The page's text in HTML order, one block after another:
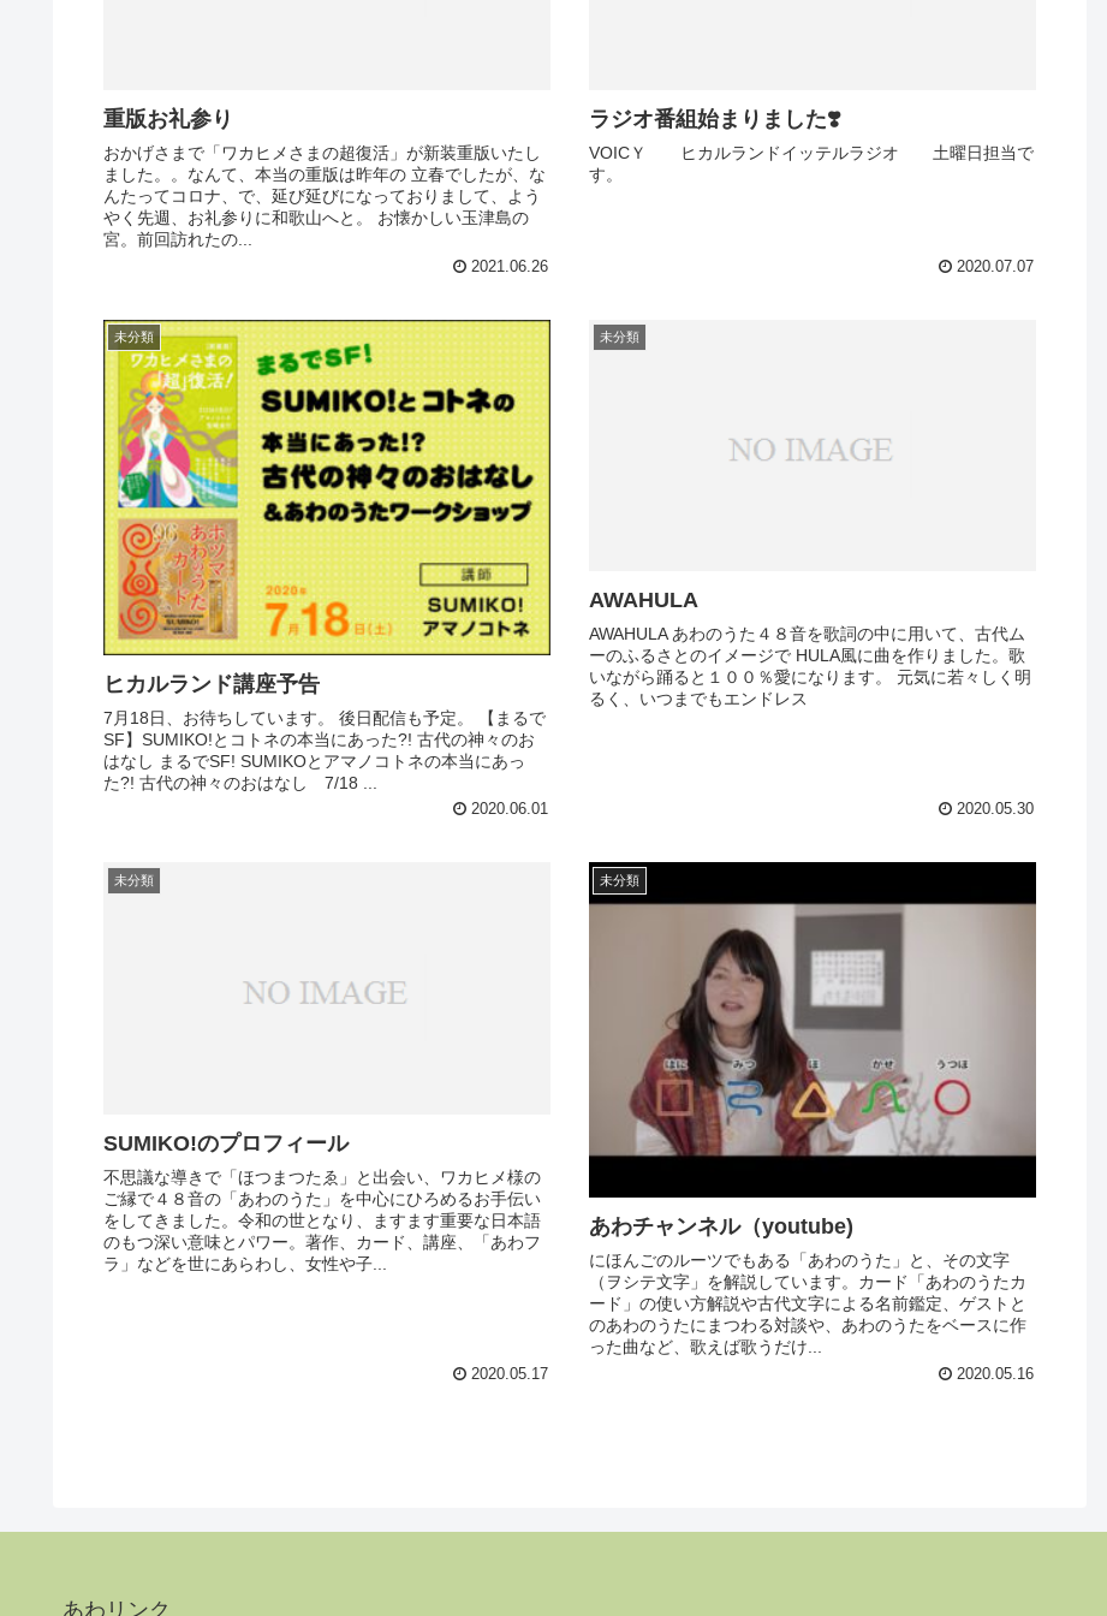
重版お礼参り
おかげさまで「ワカヒメさまの超復活」が新装重版いたし
ました。。なんて、本当の重版は昨年の 立春でしたが、な
んたってコロナ、で、延び延びになっておりまして、よう
やく先週、お礼参りに和歌山へと。 お懐かしい玉津島の
宮。前回訪れたの...
2021.06.26
ラジオ番組始まりました❣️
VOICＹ ヒカルランドイッテルラジオ 土曜日担当で
す。
2020.07.07
未分類
ヒカルランド講座予告
7月18日、お待ちしています。 後日配信も予定。 【まるで
SF】SUMIKO!とコトネの本当にあった?! 古代の神々のお
はなし まるでSF! SUMIKOとアマノコトネの本当にあっ
た?! 古代の神々のおはなし 7/18 ...
2020.06.01
未分類
AWAHULA
AWAHULA あわのうた４８音を歌詞の中に用いて、古代ム
ーのふるさとのイメージで HULA風に曲を作りました。歌
いながら踊ると１００％愛になります。 元気に若々しく明
るく、いつまでもエンドレス
2020.05.30
未分類
SUMIKO!のプロフィール
不思議な導きで「ほつまつたゑ」と出会い、ワカヒメ様の
ご縁で４８音の「あわのうた」を中心にひろめるお手伝い
をしてきました。令和の世となり、ますます重要な日本語
のもつ深い意味とパワー。著作、カード、講座、「あわフ
ラ」などを世にあらわし、女性や子...
2020.05.17
未分類
あわチャンネル（youtube)
にほんごのルーツでもある「あわのうた」と、その文字
（ヲシテ文字」を解説しています。カード「あわのうたカ
ード」の使い方解説や古代文字による名前鑑定、ゲストと
のあわのうたにまつわる対談や、あわのうたをベースに作
った曲など、歌えば歌うだけ...
2020.05.16
あわリンク